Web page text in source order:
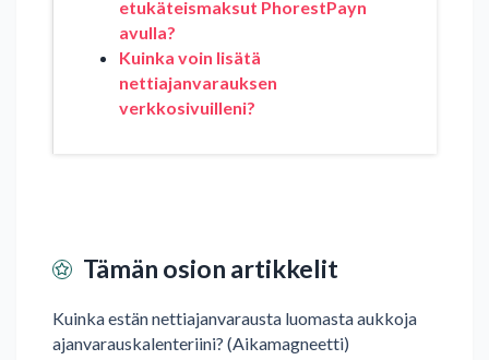
etukäteismaksut PhorestPayn
avulla?
Kuinka voin lisätä
nettiajanvarauksen
verkkosivuilleni?
Tämän osion artikkelit
Kuinka estän nettiajanvarausta luomasta aukkoja
ajanvarauskalenteriini? (Aikamagneetti)